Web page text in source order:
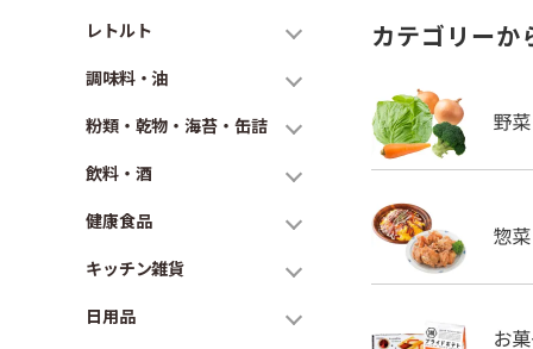
レトルト
調味料・油
粉類・乾物・海苔・缶詰
飲料・酒
健康食品
キッチン雑貨
日用品
カテゴリーか